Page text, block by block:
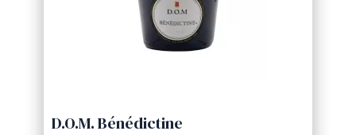
D.O.M. Bénédictine